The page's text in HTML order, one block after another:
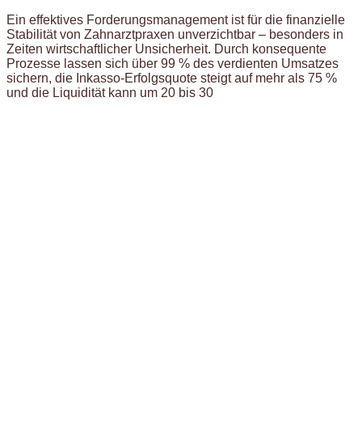
Ein effektives Forderungsmanagement ist für die finanzielle
Stabilität von Zahnarztpraxen unverzichtbar – besonders in
Zeiten wirtschaftlicher Unsicherheit. Durch konsequente
Prozesse lassen sich über 99 % des verdienten Umsatzes
sichern, die Inkasso-Erfolgsquote steigt auf mehr als 75 %
und die Liquidität kann um 20 bis 30